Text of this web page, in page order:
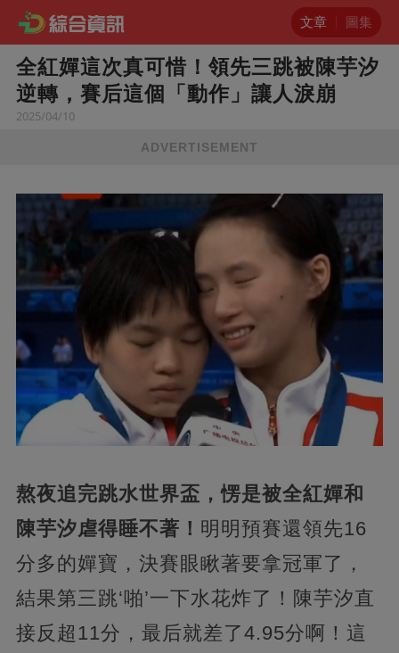
文章 圖集
全紅嬋這次真可惜！領先三跳被陳芋汐
逆轉，賽后這個「動作」讓人淚崩
2025/04/10
ADVERTISEMENT
熬夜追完跳水世界盃，愣是被全紅嬋和
陳芋汐虐得睡不著！ 明明預賽還領先16
分多的嬋寶，決賽眼瞅著要拿冠軍了，
結果第三跳‘啪’一下水花炸了！陳芋汐直
接反超11分，最后就差了4.95分啊！這